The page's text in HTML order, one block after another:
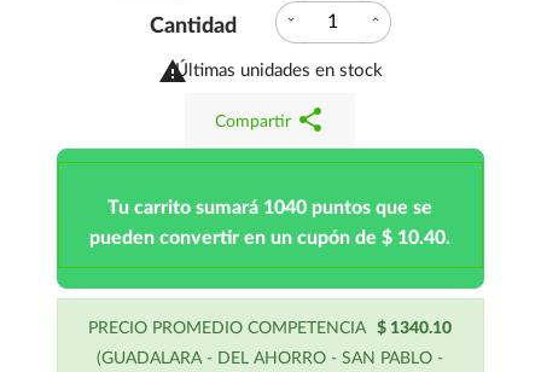
Cantidad expand_more expand_less

Últimas unidades en stock
Compartir share
Tu carrito sumará 1040 puntos que se
pueden convertir en un cupón de $ 10.40.
PRECIO PROMEDIO COMPETENCIA
$ 1340.10
(GUADALARA - DEL AHORRO - SAN PABLO -